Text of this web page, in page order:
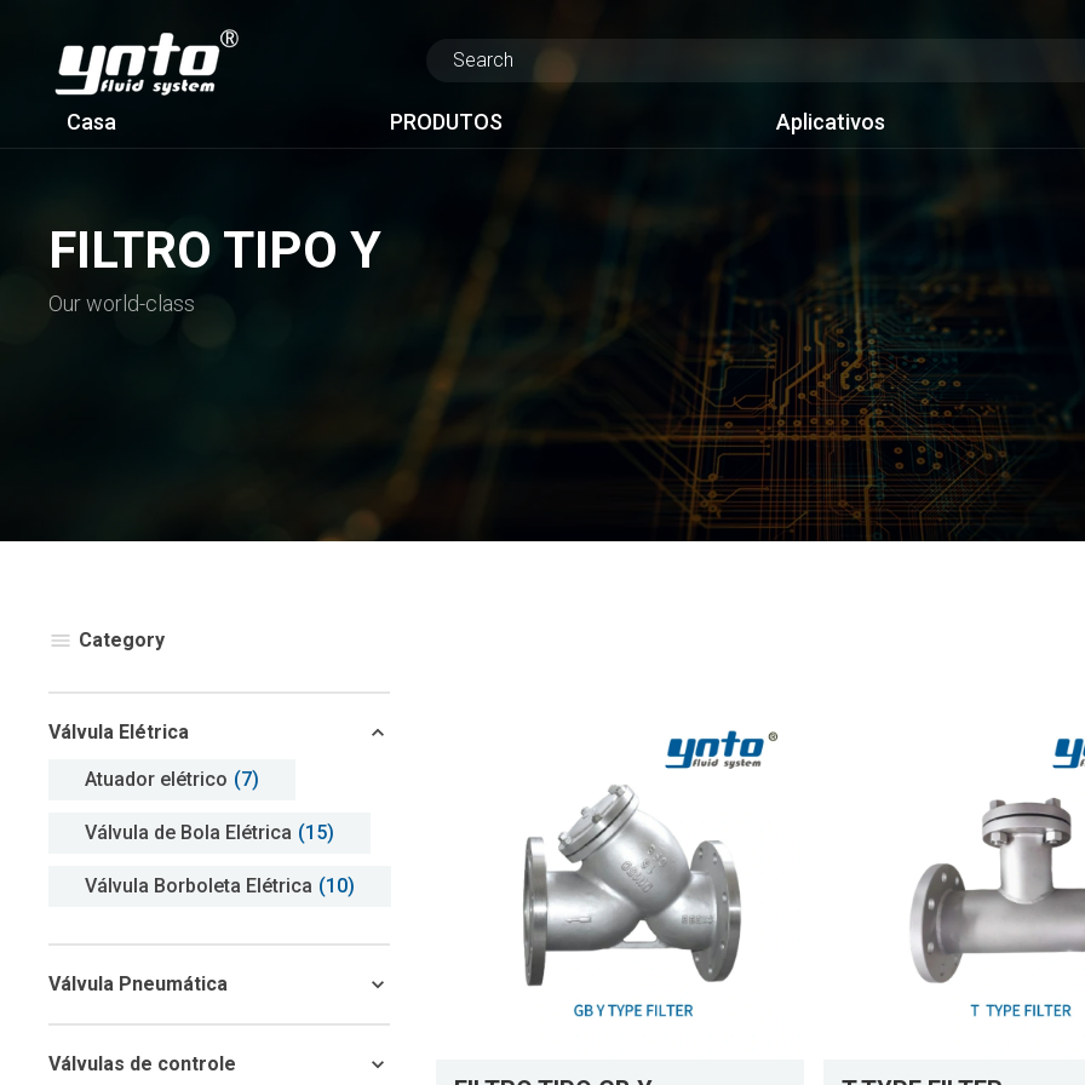
Casa PRODUTOS Aplicativos
FILTRO TIPO Y
Our world-class
Category
Válvula Elétrica
Atuador elétrico (7)
Válvula de Bola Elétrica (15)
Válvula Borboleta Elétrica (10)
Válvula Pneumática
Válvulas de controle